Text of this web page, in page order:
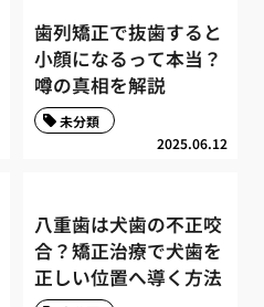
歯列矯正で抜歯すると
小顔になるって本当？
噂の真相を解説
2025.06.12
未分類
八重歯は犬歯の不正咬
合？矯正治療で犬歯を
正しい位置へ導く方法